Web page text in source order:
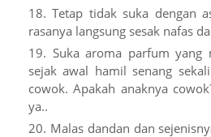
Tetap tidak suka dengan
rasanya langsung sesak nafas
Suka aroma parfum yang
sejak awal hamil senang
cowok. Apakah anaknya
ya..
Malas dandan dan